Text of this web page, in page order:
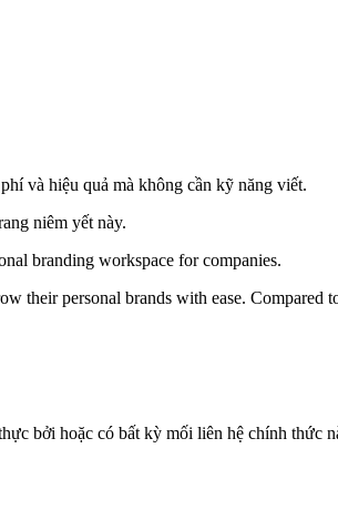
và hiệu quả mà không cần kỹ năng viết.
niêm yết này.
branding workspace for companies.
personal brands with ease. Compared
bởi hoặc có bất kỳ mối liên hệ chính thức